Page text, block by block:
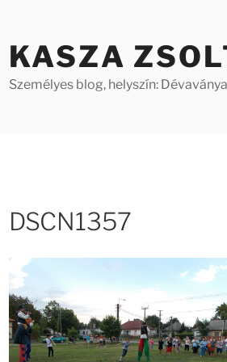
KASZA
Személyes blog, helyszín:
DSCN1357